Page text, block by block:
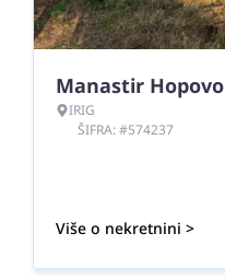
Manastir Hopovo
IRIG
ŠIFRA: #574237
Više o nekretnini >